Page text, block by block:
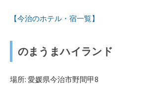
【今治のホテル・宿一覧】
のまうまハイランド
場所: 愛媛県今治市野間甲8